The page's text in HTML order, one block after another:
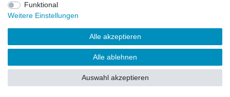
Funktional
Weitere Einstellungen
Alle akzeptieren
Alle ablehnen
Auswahl akzeptieren